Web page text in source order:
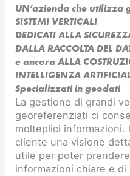
UN’azienda che
SISTEMI VERTICALI
DEDICATI ALLA
DALLA RACCOLTA DEL
e ancora ALLA
INTELLIGENZA
Specializzati in geodati
La gestione di grandi
georeferenziati ci
molteplici informazioni.
cliente una visione
utile per poter
informazioni chiare e di